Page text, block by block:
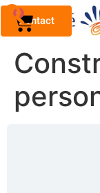
Contact
0